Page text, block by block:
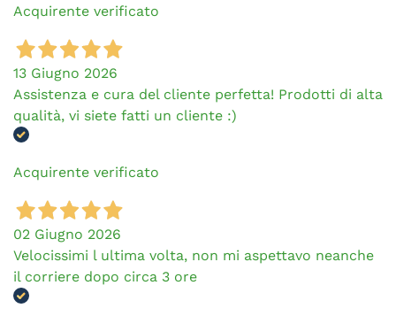
Acquirente verificato
13 Giugno 2026
Assistenza e cura del cliente perfetta! Prodotti di alta
qualità, vi siete fatti un cliente :)
Acquirente verificato
02 Giugno 2026
Velocissimi l ultima volta, non mi aspettavo neanche
il corriere dopo circa 3 ore